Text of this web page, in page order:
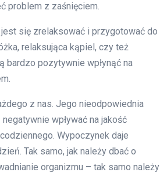
problem z zaśnięciem.
się zrelaksować i przygotować do
relaksująca kąpiel, czy też
bardzo pozytywnie wpłynąć na
z nas. Jego nieodpowiednia
wpływać na jakość
Wypoczynek daje
Tak samo, jak należy dbać o
organizmu – tak samo należy